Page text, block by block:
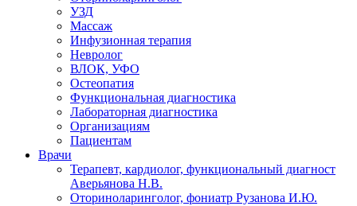
УЗД
Массаж
Инфузионная терапия
Невролог
ВЛОК, УФО
Остеопатия
Функциональная диагностика
Лабораторная диагностика
Организациям
Пациентам
Врачи
Терапевт, кардиолог, функциональный диагност
Аверьянова Н.В.
Оториноларинголог, фониатр Рузанова И.Ю.